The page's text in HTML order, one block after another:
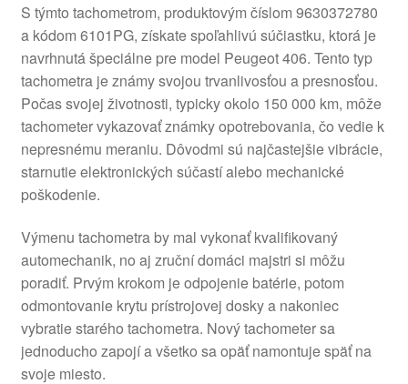
S týmto tachometrom, produktovým číslom 9630372780
a kódom 6101PG, získate spoľahlivú súčiastku, ktorá je
navrhnutá špeciálne pre model Peugeot 406. Tento typ
tachometra je známy svojou trvanlivosťou a presnosťou.
Počas svojej životnosti, typicky okolo 150 000 km, môže
tachometer vykazovať známky opotrebovania, čo vedie k
nepresnému meraniu. Dôvodmi sú najčastejšie vibrácie,
starnutie elektronických súčastí alebo mechanické
poškodenie.
Výmenu tachometra by mal vykonať kvalifikovaný
automechanik, no aj zruční domáci majstri si môžu
poradiť. Prvým krokom je odpojenie batérie, potom
odmontovanie krytu prístrojovej dosky a nakoniec
vybratie starého tachometra. Nový tachometer sa
jednoducho zapojí a všetko sa opäť namontuje späť na
svoje miesto.